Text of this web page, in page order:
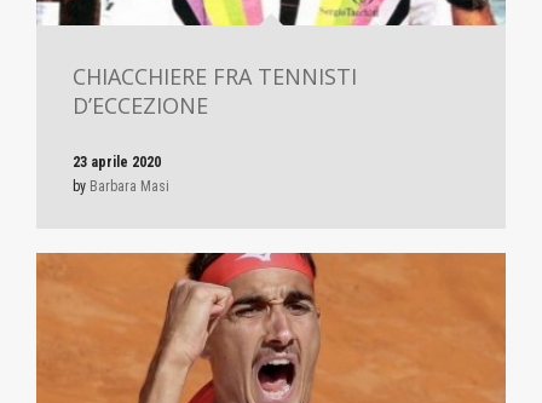
CHIACCHIERE FRA TENNISTI
D’ECCEZIONE
23 aprile 2020
by Barbara Masi